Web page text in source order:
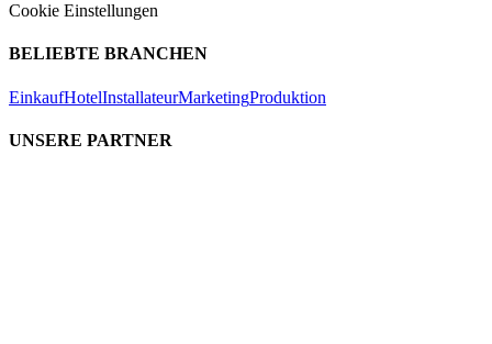
Cookie Einstellungen
BELIEBTE BRANCHEN
EinkaufHotelInstallateurMarketingProduktion
UNSERE PARTNER